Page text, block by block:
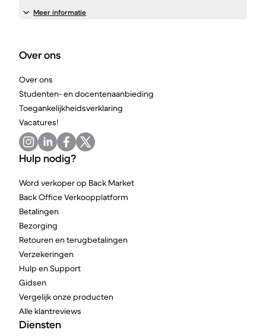
Meer informatie
Over ons
Over ons
Studenten- en docentenaanbieding
Toegankelijkheidsverklaring
Vacatures!
Hulp nodig?
Word verkoper op Back Market
Back Office Verkoopplatform
Betalingen
Bezorging
Retouren en terugbetalingen
Verzekeringen
Hulp en Support
Gidsen
Vergelijk onze producten
Alle klantreviews
Diensten